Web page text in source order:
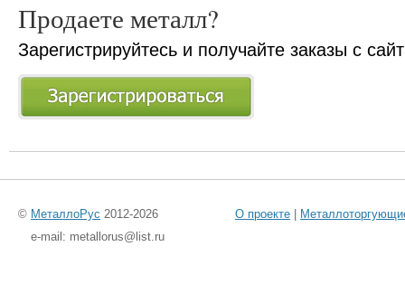
Продаете металл?
Зарегистрируйтесь и получайте заказы с
© МеталлоРус 2012-2026 О проекте
e-mail: metallorus@list.ru